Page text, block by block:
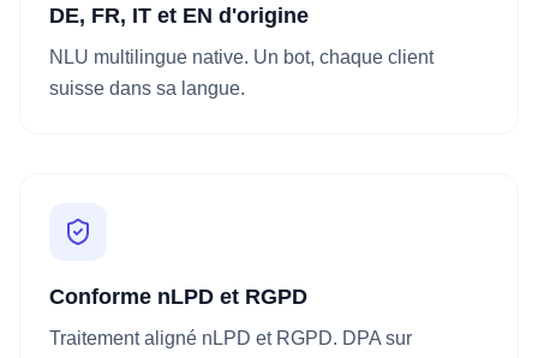
DE, FR, IT et EN d'origine
NLU multilingue native. Un bot, chaque client
suisse dans sa langue.
Conforme nLPD et RGPD
Traitement aligné nLPD et RGPD. DPA sur